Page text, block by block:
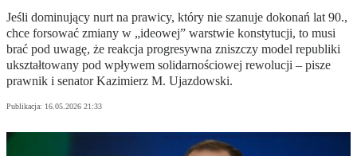
Jeśli dominujący nurt na prawicy, który nie szanuje dokonań lat 90.,
chce forsować zmiany w „ideowej” warstwie konstytucji, to musi
brać pod uwagę, że reakcja progresywna zniszczy model republiki
ukształtowany pod wpływem solidarnościowej rewolucji – pisze
prawnik i senator Kazimierz M. Ujazdowski.
Publikacja: 16.05.2026 21:33